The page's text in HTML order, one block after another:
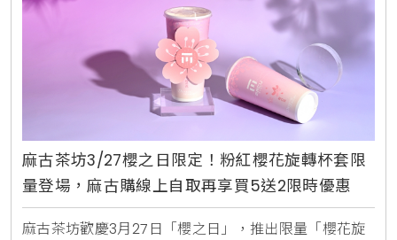
麻古茶坊3/27櫻之日限定！粉紅櫻花旋轉杯套限
量登場，麻古購線上自取再享買5送2限時優惠
麻古茶坊歡慶3月27日「櫻之日」，推出限量「櫻花旋